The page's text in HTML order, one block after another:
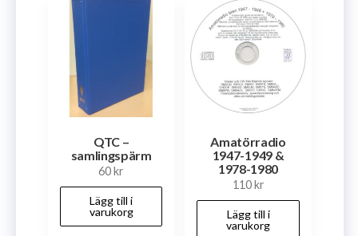
QTC –
samlingspärm
60kr
Lägg till i
varukorg
Amatörradio
1947-1949 &
1978-1980
110kr
Lägg till i
varukorg